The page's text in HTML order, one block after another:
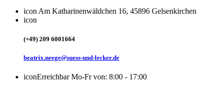
icon Am Katharinenwäldchen 16, 45896 Gelsenkirchen
icon
(+49) 209 6001664
beatrix.neege@suess-und-lecker.de
iconErreichbar Mo-Fr von: 8:00 - 17:00